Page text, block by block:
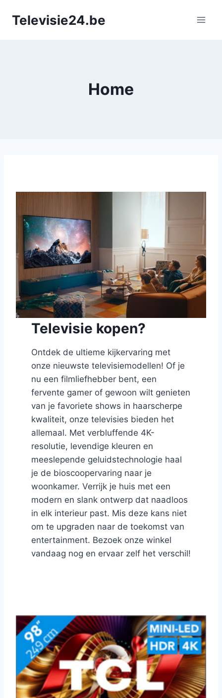
naarTelevisie24.be
Home
Televisie kopen?
Ontdek de ultieme kijkervaring met
onze nieuwste televisiemodellen! Of je
nu een filmliefhebber bent, een
fervente gamer of gewoon wilt genieten
van je favoriete shows in haarscherpe
kwaliteit, onze televisies bieden het
allemaal. Met verbluffende 4K-
resolutie, levendige kleuren en
meeslepende geluidstechnologie haal
je de bioscoopervaring naar je
woonkamer. Verrijk je huis met een
modern en slank ontwerp dat naadloos
in elk interieur past. Mis deze kans niet
om te upgraden naar de toekomst van
entertainment. Bezoek onze winkel
vandaag nog en ervaar zelf het verschil!